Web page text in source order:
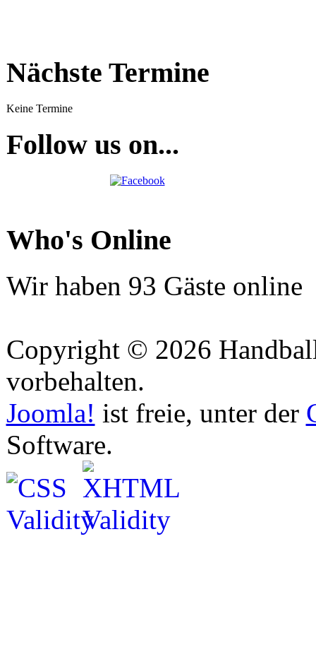
Nächste Termine
Keine Termine
Follow us on...
Who's Online
Wir haben 93 Gäste online
Copyright © 2026
vorbehalten.
Joomla! ist freie, unter der
Software.